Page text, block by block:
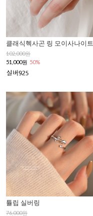
클래식헥사곤 링 모이사나이트
102,000원
51,000원 50%
튤립 실버링
76,000원